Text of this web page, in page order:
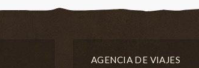
AGENCIA DE VIAJES